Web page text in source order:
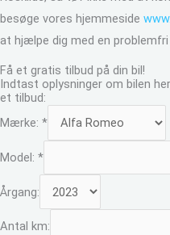
besøge vores hjemmeside
at hjælpe dig med en
Få et gratis tilbud på din bil!
Indtast oplysninger om bilen
et tilbud:
Mærke: *
Model: *
Årgang:
Antal km: